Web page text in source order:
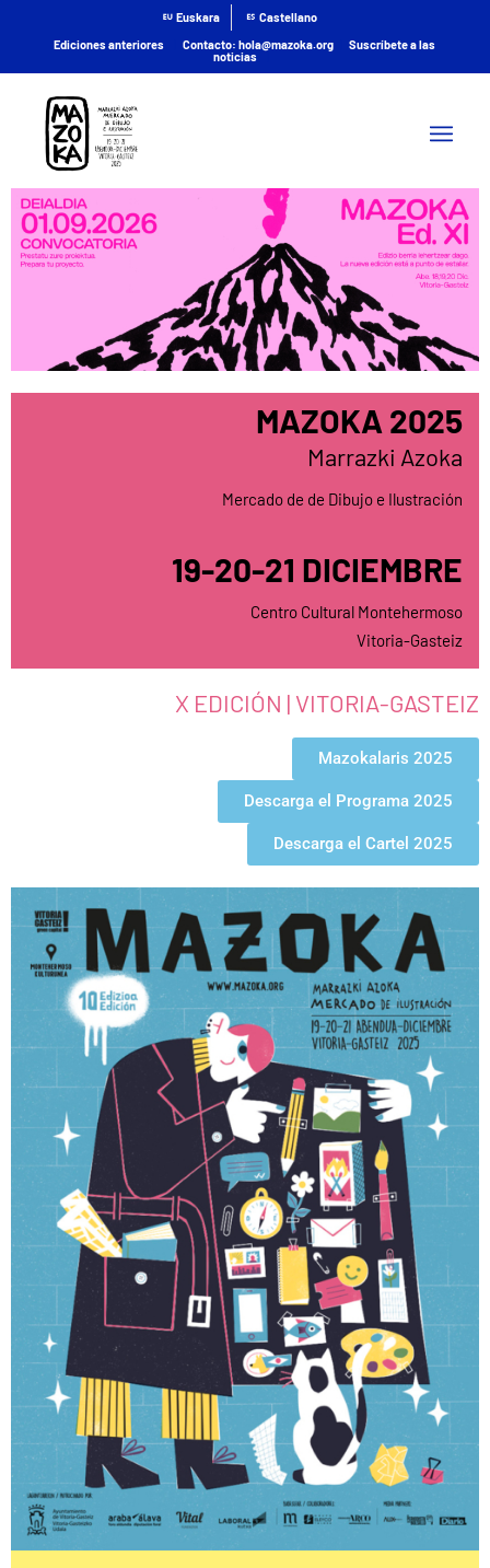
Euskara
Castellano
Ediciones anteriores ; |Contacto: hola@mazoka.org |Suscríbete a las
noticias ; |
MAZOKA 2025
Marrazki Azoka
Mercado de de Dibujo e Ilustración
19-20-21 DICIEMBRE
Centro Cultural Montehermoso
Vitoria-Gasteiz
X EDICIÓN | VITORIA-GASTEIZ
Mazokalaris 2025
Descarga el Programa 2025
Descarga el Cartel 2025